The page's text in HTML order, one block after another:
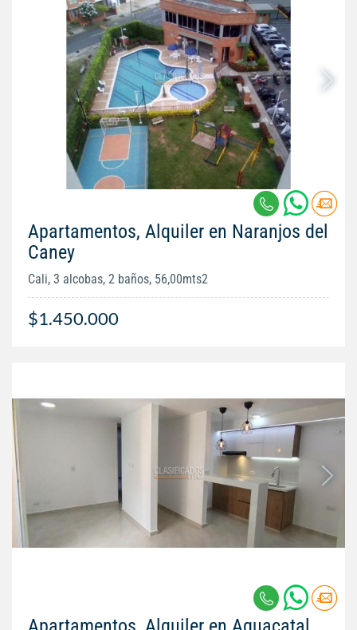
Apartamentos, Alquiler en Naranjos del
Caney
Cali, 3 alcobas, 2 baños, 56,00mts2
$1.450.000